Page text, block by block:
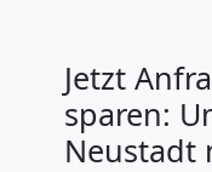
Jetzt
sparen:
Neustadt